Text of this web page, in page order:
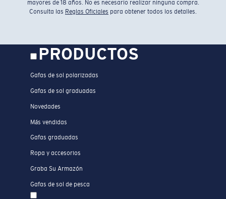
mayores de 18 años. No es necesario realizar ninguna compra.
Consulta las Reglas Oficiales para obtener todos los detalles.
PRODUCTOS
Gafas de sol polarizadas
Gafas de sol graduadas
Novedades
Más vendidas
Gafas graduadas
Ropa y accesorios
Graba Su Armazón
Gafas de sol de pesca